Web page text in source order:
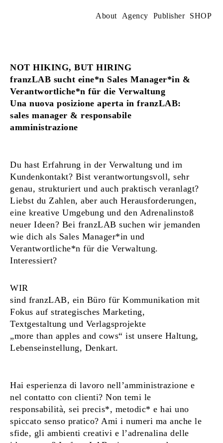
About Agency Publisher SHOP
NOT HIKING, BUT HIRING
franzLAB sucht eine*n Sales Manager*in &
Verantwortliche*n für die Verwaltung
Una nuova posizione aperta in franzLAB:
sales manager & responsabile
amministrazione
Du hast Erfahrung in der Verwaltung und im
Kundenkontakt? Bist verantwortungsvoll, sehr
genau, strukturiert und auch praktisch veranlagt?
Liebst du Zahlen, aber auch Herausforderungen,
eine kreative Umgebung und den Adrenalinstoß
neuer Ideen? Bei franzLAB suchen wir jemanden
wie dich als Sales Manager*in und
Verantwortliche*n für die Verwaltung.
Interessiert?
WIR
sind franzLAB, ein Büro für Kommunikation mit
Fokus auf strategisches Marketing,
Textgestaltung und Verlagsprojekte
„more than apples and cows“ ist unsere Haltung,
Lebenseinstellung, Denkart.
Hai esperienza di lavoro nell’amministrazione e
nel contatto con clienti? Non temi le
responsabilità, sei precis*, metodic* e hai uno
spiccato senso pratico? Ami i numeri ma anche le
sfide, gli ambienti creativi e l’adrenalina delle